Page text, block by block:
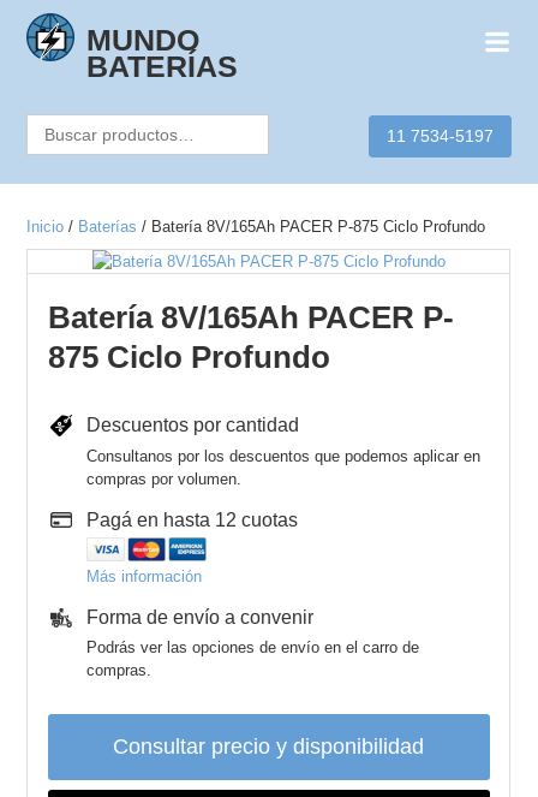
content
MUNDO
BATERÍAS
Buscar
11 7534-5197
Inicio / Baterías / Batería 8V/165Ah PACER P-875 Ciclo Profundo
Batería 8V/165Ah PACER P-
875 Ciclo Profundo
Descuentos por cantidad
Consultanos por los descuentos que podemos aplicar en
compras por volumen.
Pagá en hasta 12 cuotas
Más información
Forma de envío a convenir
Podrás ver las opciones de envío en el carro de
compras.
Consultar precio y disponibilidad